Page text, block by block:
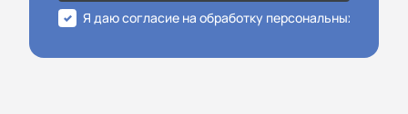
Я даю согласие на обработку персональных